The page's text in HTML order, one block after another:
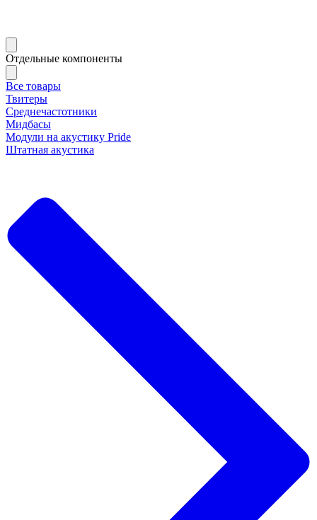
Отдельные компоненты
Все товары
Твитеры
Среднечастотники
Мидбасы
Модули на акустику Pride
Штатная акустика